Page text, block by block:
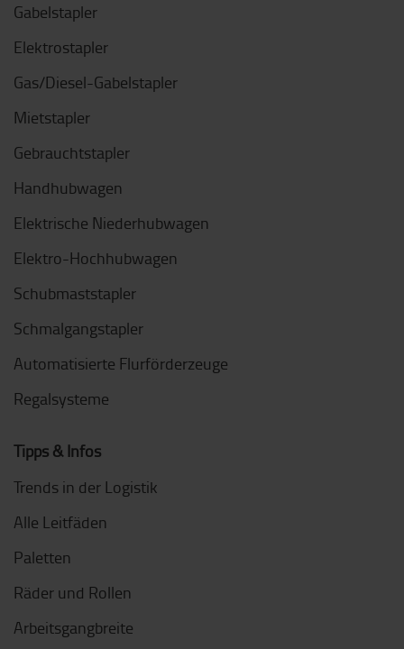
Gabelstapler
Elektrostapler
Gas/Diesel-Gabelstapler
Mietstapler
Gebrauchtstapler
Handhubwagen
Elektrische Niederhubwagen
Elektro-Hochhubwagen
Schubmaststapler
Schmalgangstapler
Automatisierte Flurförderzeuge
Regalsysteme
Tipps & Infos
Trends in der Logistik
Alle Leitfäden
Paletten
Räder und Rollen
Arbeitsgangbreite